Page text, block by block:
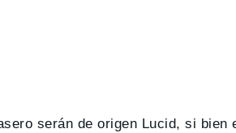
serán de origen Lucid, si bien